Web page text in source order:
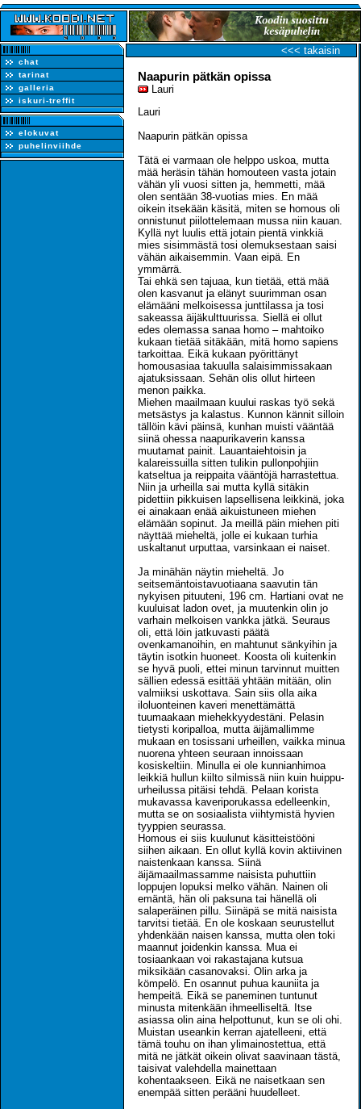
chat
tarinat
galleria
iskuri-treffit
elokuvat
puhelinviihde
<<< takaisin
Naapurin pätkän opissa
Lauri
Lauri
Naapurin pätkän opissa
Tätä ei varmaan ole helppo uskoa, mutta
mää heräsin tähän homouteen vasta jotain
vähän yli vuosi sitten ja, hemmetti, mää
olen sentään 38-vuotias mies. En mää
oikein itsekään käsitä, miten se homous oli
onnistunut piilottelemaan mussa niin kauan.
Kyllä nyt luulis että jotain pientä vinkkiä
mies sisimmästä tosi olemuksestaan saisi
vähän aikaisemmin. Vaan eipä. En
ymmärrä.
Tai ehkä sen tajuaa, kun tietää, että mää
olen kasvanut ja elänyt suurimman osan
elämääni melkoisessa junttilassa ja tosi
sakeassa äijäkulttuurissa. Siellä ei ollut
edes olemassa sanaa homo – mahtoiko
kukaan tietää sitäkään, mitä homo sapiens
tarkoittaa. Eikä kukaan pyörittänyt
homousasiaa takuulla salaisimmissakaan
ajatuksissaan. Sehän olis ollut hirteen
menon paikka.
Miehen maailmaan kuului raskas työ sekä
metsästys ja kalastus. Kunnon kännit silloin
tällöin kävi päinsä, kunhan muisti vääntää
siinä ohessa naapurikaverin kanssa
muutamat painit. Lauantaiehtoisin ja
kalareissuilla sitten tulikin pullonpohjiin
katseltua ja reippaita vääntöjä harrastettua.
Niin ja urheilla sai mutta kyllä sitäkin
pidettiin pikkuisen lapsellisena leikkinä, joka
ei ainakaan enää aikuistuneen miehen
elämään sopinut. Ja meillä päin miehen piti
näyttää mieheltä, jolle ei kukaan turhia
uskaltanut urputtaa, varsinkaan ei naiset.
Ja minähän näytin mieheltä. Jo
seitsemäntoistavuotiaana saavutin tän
nykyisen pituuteni, 196 cm. Hartiani ovat ne
kuuluisat ladon ovet, ja muutenkin olin jo
varhain melkoisen vankka jätkä. Seuraus
oli, että löin jatkuvasti päätä
ovenkamanoihin, en mahtunut sänkyihin ja
täytin isotkin huoneet. Koosta oli kuitenkin
se hyvä puoli, ettei minun tarvinnut muitten
sällien edessä esittää yhtään mitään, olin
valmiiksi uskottava. Sain siis olla aika
iloluonteinen kaveri menettämättä
tuumaakaan miehekkyydestäni. Pelasin
tietysti koripalloa, mutta äijämallimme
mukaan en tosissani urheillen, vaikka minua
nuorena yhteen seuraan innoissaan
kosiskeltiin. Minulla ei ole kunnianhimoa
leikkiä hullun kiilto silmissä niin kuin huippu-
urheilussa pitäisi tehdä. Pelaan korista
mukavassa kaveriporukassa edelleenkin,
mutta se on sosiaalista viihtymistä hyvien
tyyppien seurassa.
Homous ei siis kuulunut käsitteistööni
siihen aikaan. En ollut kyllä kovin aktiivinen
naistenkaan kanssa. Siinä
äijämaailmassamme naisista puhuttiin
loppujen lopuksi melko vähän. Nainen oli
emäntä, hän oli paksuna tai hänellä oli
salaperäinen pillu. Siinäpä se mitä naisista
tarvitsi tietää. En ole koskaan seurustellut
yhdenkään naisen kanssa, mutta olen toki
maannut joidenkin kanssa. Mua ei
tosiaankaan voi rakastajana kutsua
miksikään casanovaksi. Olin arka ja
kömpelö. En osannut puhua kauniita ja
hempeitä. Eikä se paneminen tuntunut
minusta mitenkään ihmeelliseltä. Itse
asiassa olin aina helpottunut, kun se oli ohi.
Muistan useankin kerran ajatelleeni, että
tämä touhu on ihan ylimainostettua, että
mitä ne jätkät oikein olivat saavinaan tästä,
taisivat valehdella mainettaan
kohentaakseen. Eikä ne naisetkaan sen
enempää sitten perääni huudelleet.